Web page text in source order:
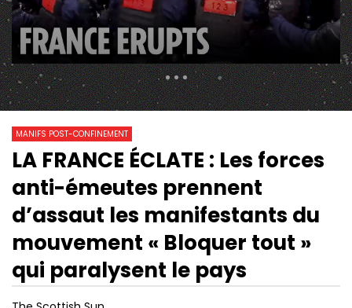
1 746 Views
50 0
Watch Later
23:50
VLOG : ILS BLOQUENT LE PAYS !
(CGT, LYCÉE, INDIGNONS-NOUS)
12:19
APRÈS LE SUCCÈS
L’ULTIMATUM DES
GOUVERNEMENT
MANIFS POST-CONFINEMENT
LA FRANCE ÉCLATE : Les forces
anti-émeutes prennent
d’assaut les manifestants du
mouvement « Bloquer tout »
qui paralysent le pays